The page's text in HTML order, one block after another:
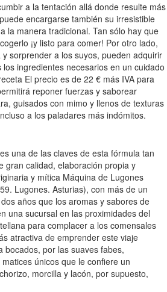
a la tentación allá donde resulte más
encargarse también su irresistible
la manera tradicional. Tan sólo hay que
¡y listo para comer! Por otro lado,
sorprender a los suyos, pueden adquirir
ingredientes necesarios en un cuidado
El precio es de 22 € más IVA para
reponer fuerzas y saborear
guisados con mimo y llenos de texturas
a los paladares más indómitos.
una de las claves de esta fórmula tan
gran calidad, elaboración propia y
y mítica Máquina de Lugones
Lugones. Asturias), con más de un
años que los aromas y sabores de
una sucursal en las proximidades del
para complacer a los comensales
atractiva de emprender este viaje
bocados, por las suaves fabes,
únicos que le confiere un
morcilla y lacón, por supuesto,